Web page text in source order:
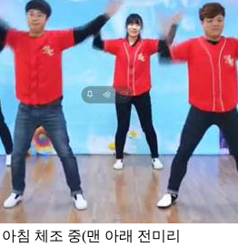
침 체조 중(맨 아래 전미리